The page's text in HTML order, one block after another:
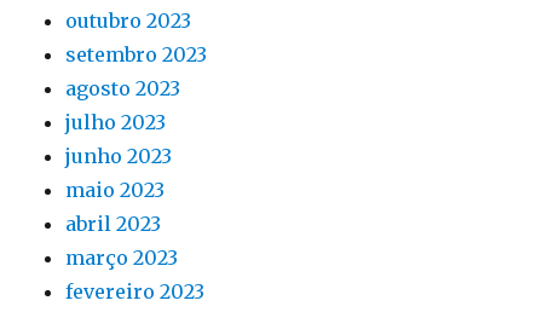
outubro 2023
setembro 2023
agosto 2023
julho 2023
junho 2023
maio 2023
abril 2023
março 2023
fevereiro 2023